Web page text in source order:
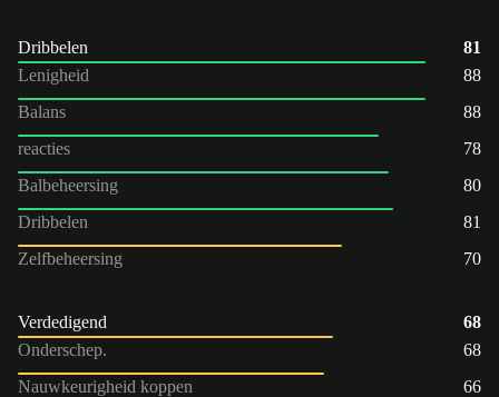
Dribbelen
81
Lenigheid
88
Balans
88
reacties
78
Balbeheersing
80
Dribbelen
81
Zelfbeheersing
70
Verdedigend
68
Onderschep.
68
Nauwkeurigheid koppen
66